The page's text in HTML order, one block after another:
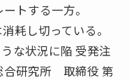
トする一方。
耗し切っている。
な状況に陥 受発注
合研究所 取締役 第